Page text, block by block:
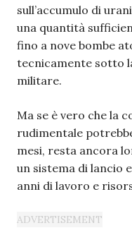
sull’accumulo di
una quantità
fino a nove bombe
tecnicamente sotto
militare.
Ma se è vero che la
rudimentale
mesi, resta ancora
un sistema di lancio
anni di lavoro e